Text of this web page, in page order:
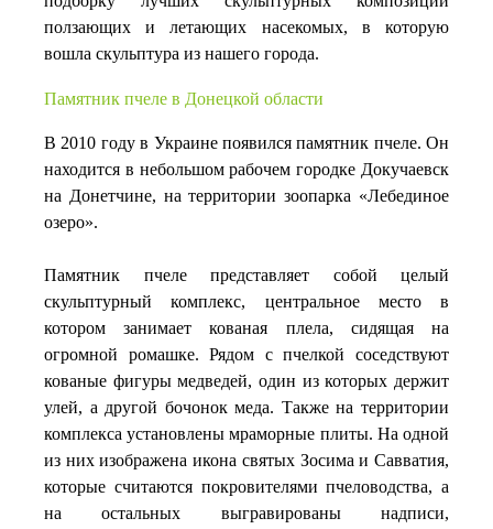
ползающих и летающих насекомых, в которую
вошла скульптура из нашего города.
Памятник пчеле в Донецкой области
В 2010 году в Украине появился памятник пчеле. Он
находится в небольшом рабочем городке Докучаевск
на Донетчине, на территории зоопарка «Лебединое
озеро».
Памятник пчеле представляет собой целый
скульптурный комплекс, центральное место в
котором занимает кованая плела, сидящая на
огромной ромашке. Рядом с пчелкой соседствуют
кованые фигуры медведей, один из которых держит
улей, а другой бочонок меда. Также на территории
комплекса установлены мраморные плиты. На одной
из них изображена икона святых Зосима и Савватия,
которые считаются покровителями пчеловодства, а
на остальных выгравированы надписи,